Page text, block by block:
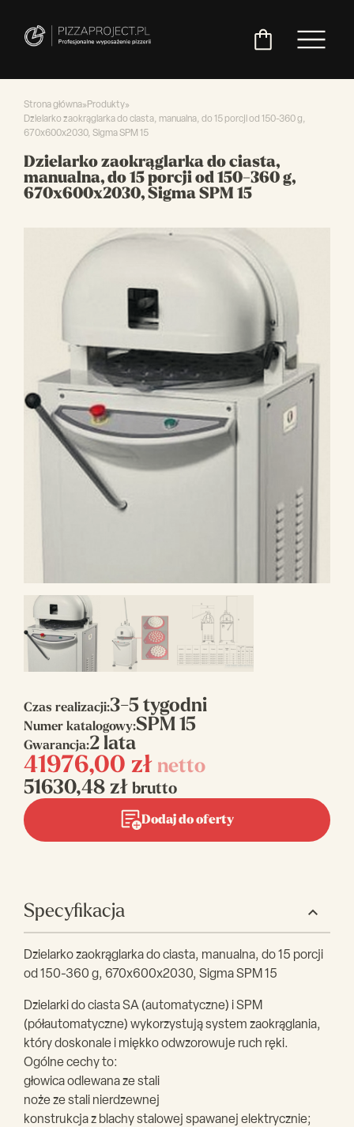
piece
do
pizzy
do
ciasta
do
ciasta
do
pizzy
asortyment
Strona główna»Produkty»
Dzielarko zaokrąglarka do ciasta, manualna, do 15 porcji od 150-360 g,
670x600x2030, Sigma SPM 15
Dzielarko zaokrąglarka do ciasta,
manualna, do 15 porcji od 150-360 g,
670x600x2030, Sigma SPM 15
Czas realizacji:3-5 tygodni
Numer katalogowy:SPM 15
Gwarancja:2 lata
41976,00 zł netto
51630,48 zł brutto
Dodaj do oferty
Specyfikacja
Dzielarko zaokrąglarka do ciasta, manualna, do 15 porcji
od 150-360 g, 670x600x2030, Sigma SPM 15
Dzielarki do ciasta SA (automatyczne) i SPM
(półautomatyczne) wykorzystują system zaokrąglania,
który doskonale i miękko odwzorowuje ruch ręki.
Ogólne cechy to:
głowica odlewana ze stali
noże ze stali nierdzewnej
konstrukcja z blachy stalowej spawanej elektrycznie;